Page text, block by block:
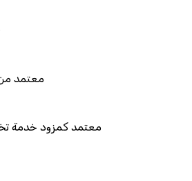
معتمد من هيئة الزكاة
معتمد كمزود خدمة تخطيط موارد